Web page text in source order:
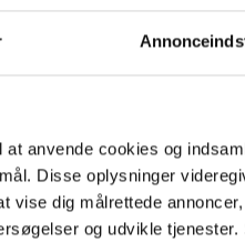
anvende cookies og
Disse oplysninger
vise dig målrettede
og udvikle
stor milepæl og er
i vild debut: Det